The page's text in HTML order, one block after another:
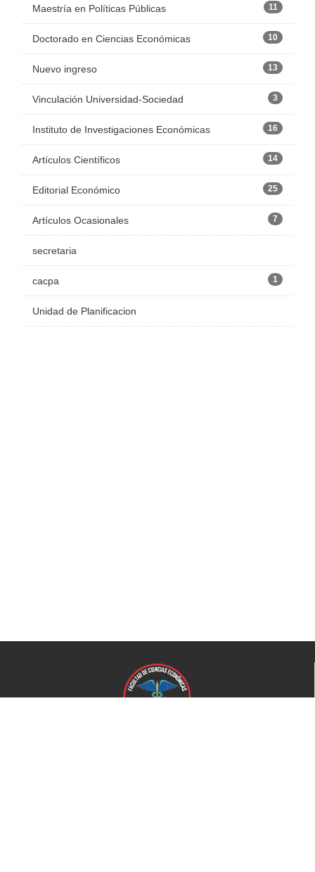
Maestría en Políticas Públicas 11
Doctorado en Ciencias Económicas 10
Nuevo ingreso 13
Vinculación Universidad-Sociedad 3
Instituto de Investigaciones Económicas 16
Artículos Científicos 14
Editorial Económico 25
Artículos Ocasionales 7
secretaria
cacpa 1
Unidad de Planificacion